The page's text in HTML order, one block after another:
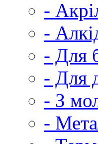
-
-
- Для
- Для
- З
-